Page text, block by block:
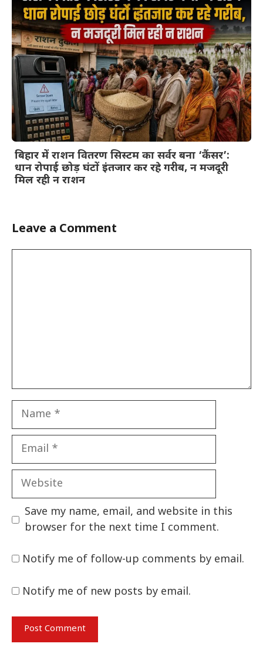
बिहार में राशन वितरण सिस्टम का सर्वर बना ‘कैंसर’:
धान रोपाई छोड़ घंटों इंतजार कर रहे गरीब, न मजदूरी
मिल रही न राशन
Leave a Comment
Name
Email
Website
Save my name, email, and website in this
browser for the next time I comment.
Notify me of follow-up comments by email.
Notify me of new posts by email.